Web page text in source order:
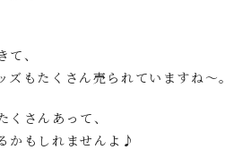
、
もたくさん売られていますね～。
さんあって、
かもしれませんよ♪